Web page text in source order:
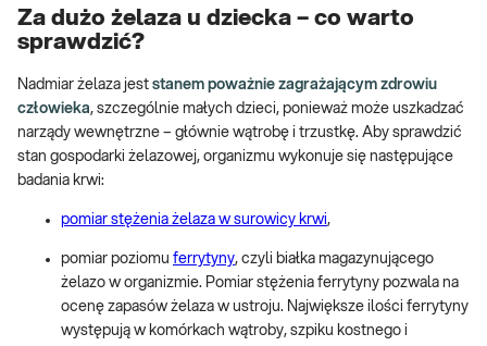
Za dużo żelaza u dziecka – co warto
sprawdzić?
Nadmiar żelaza jest stanem poważnie zagrażającym zdrowiu
człowieka, szczególnie małych dzieci, ponieważ może uszkadzać
narządy wewnętrzne – głównie wątrobę i trzustkę. Aby sprawdzić
stan gospodarki żelazowej, organizmu wykonuje się następujące
badania krwi:
pomiar stężenia żelaza w surowicy krwi,
pomiar poziomu ferrytyny, czyli białka magazynującego
żelazo w organizmie. Pomiar stężenia ferrytyny pozwala na
ocenę zapasów żelaza w ustroju. Największe ilości ferrytyny
występują w komórkach wątroby, szpiku kostnego i